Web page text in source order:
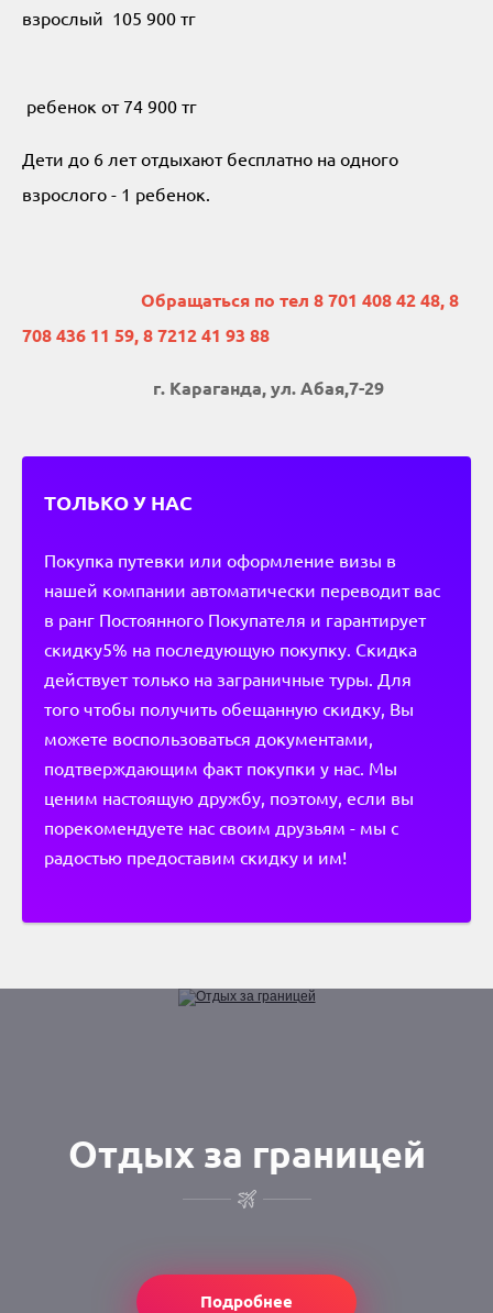
взрослый 105 900 тг
ребенок от 74 900 тг
Дети до 6 лет отдыхают бесплатно на одного
взрослого - 1 ребенок.
Обращаться по тел 8 701 408 42 48, 8
708 436 11 59, 8 7212 41 93 88
г. Караганда, ул. Абая,7-29
ТОЛЬКО У НАС
Покупка путевки или оформление визы в
нашей компании автоматически переводит вас
в ранг Постоянного Покупателя и гарантирует
скидку5% на последующую покупку. Скидка
действует только на заграничные туры. Для
того чтобы получить обещанную скидку, Вы
можете воспользоваться документами,
подтверждающим факт покупки у нас. Мы
ценим настоящую дружбу, поэтому, если вы
порекомендуете нас своим друзьям - мы с
радостью предоставим скидку и им!
Отдых за границей
Подробнее